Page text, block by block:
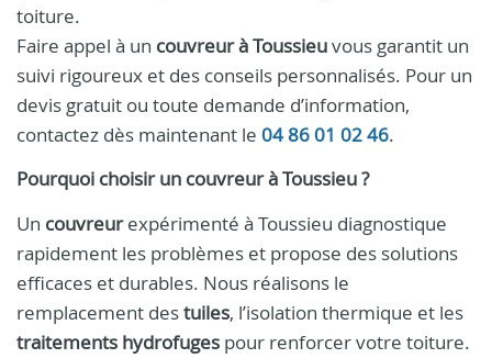
toiture.
Faire appel à un couvreur à Toussieuvous garantit un
suivi rigoureux et des conseils personnalisés. Pour un
devis gratuit ou toute demande d’information,
contactez dès maintenant le 04 86 01 02 46.
Pourquoi choisir un couvreur à Toussieu ?
Un couvreurexpérimenté à Toussieu diagnostique
rapidement les problèmes et propose des solutions
efficaces et durables. Nous réalisons le
remplacement destuiles, l’isolation thermique et les
traitements hydrofuges pour renforcer votre toiture.